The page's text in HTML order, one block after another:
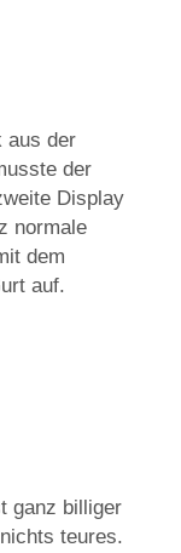
aus der
der
Display
normale
dem
auf.
ganz billiger
teures.